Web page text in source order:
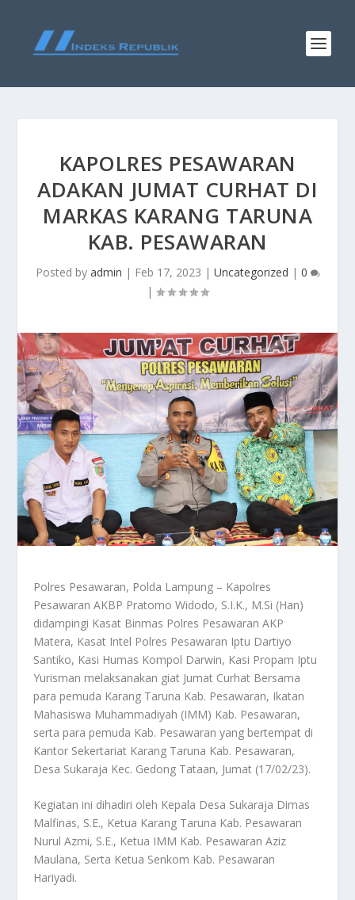
KAPOLRES PESAWARAN
ADAKAN JUMAT CURHAT DI
MARKAS KARANG TARUNA
KAB. PESAWARAN
Posted by admin | Feb 17, 2023 | Uncategorized | 0
|
Polres Pesawaran, Polda Lampung – Kapolres
Pesawaran AKBP Pratomo Widodo, S.I.K., M.Si (Han)
didampingi Kasat Binmas Polres Pesawaran AKP
Matera, Kasat Intel Polres Pesawaran Iptu Dartiyo
Santiko, Kasi Humas Kompol Darwin, Kasi Propam Iptu
Yurisman melaksanakan giat Jumat Curhat Bersama
para pemuda Karang Taruna Kab. Pesawaran, Ikatan
Mahasiswa Muhammadiyah (IMM) Kab. Pesawaran,
serta para pemuda Kab. Pesawaran yang bertempat di
Kantor Sekertariat Karang Taruna Kab. Pesawaran,
Desa Sukaraja Kec. Gedong Tataan, Jumat (17/02/23).
Kegiatan ini dihadiri oleh Kepala Desa Sukaraja Dimas
Malfinas, S.E., Ketua Karang Taruna Kab. Pesawaran
Nurul Azmi, S.E., Ketua IMM Kab. Pesawaran Aziz
Maulana, Serta Ketua Senkom Kab. Pesawaran
Hariyadi.